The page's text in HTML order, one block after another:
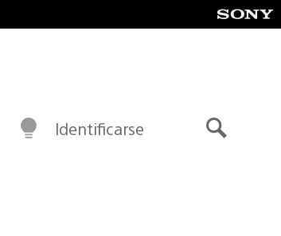
Identificarse